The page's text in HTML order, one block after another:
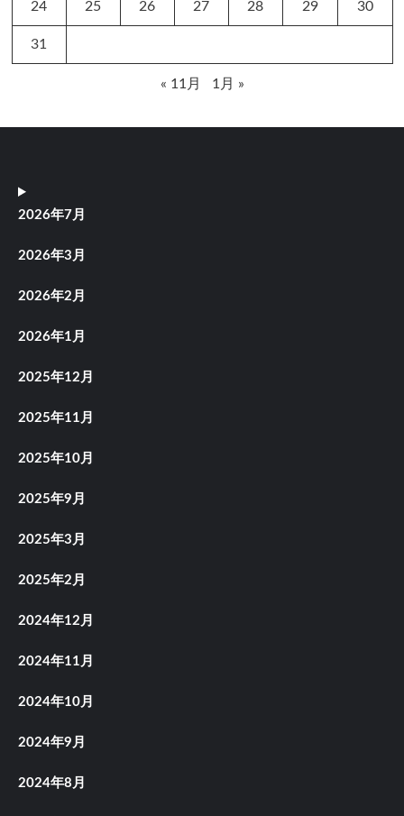
24 25 26 27 28 29 30
31
« 11月 1月 »
2026年7月
2026年3月
2026年2月
2026年1月
2025年12月
2025年11月
2025年10月
2025年9月
2025年3月
2025年2月
2024年12月
2024年11月
2024年10月
2024年9月
2024年8月